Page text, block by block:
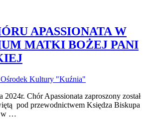
APASSIONATA W
MATKI BOŻEJ PANI
Kultury "Kuźnia"
Chór Apassionata zaproszony został
pod przewodnictwem Księdza Biskupa
w …